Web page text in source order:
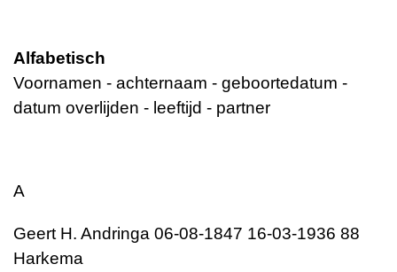
Alfabetisch
Voornamen - achternaam - geboortedatum -
datum overlijden - leeftijd - partner
A
Geert H. Andringa 06-08-1847 16-03-1936 88
Harkema